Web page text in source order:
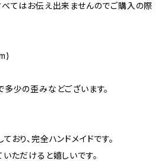
てはお伝え出来ませんのでご購入の際
少の歪みなどございます。
おり、完全ハンドメイドです。
ただけると嬉しいです。